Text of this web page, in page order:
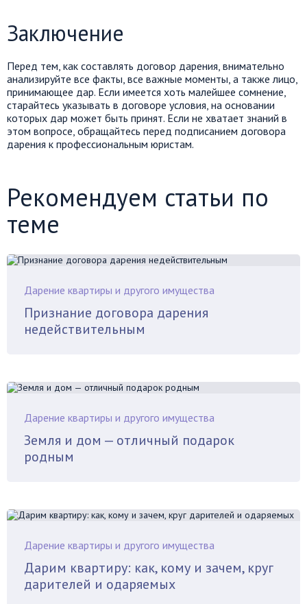
Заключение
Перед тем, как составлять договор дарения, внимательно
анализируйте все факты, все важные моменты, а также лицо,
принимающее дар. Если имеется хоть малейшее сомнение,
старайтесь указывать в договоре условия, на основании
которых дар может быть принят. Если не хватает знаний в
этом вопросе, обращайтесь перед подписанием договора
дарения к профессиональным юристам.
Рекомендуем статьи по
теме
Дарение квартиры и другого имущества
Признание договора дарения
недействительным
Дарение квартиры и другого имущества
Земля и дом — отличный подарок
родным
Дарение квартиры и другого имущества
Дарим квартиру: как, кому и зачем, круг
дарителей и одаряемых